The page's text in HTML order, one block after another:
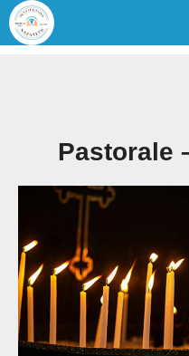
Pastorale
Infos
Actus
Pastorale